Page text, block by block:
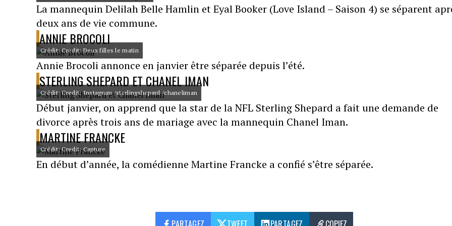
La mannequin Delilah Belle Hamlin et Eyal Booker (Love Island – Saison 4) se séparent
deux ans de vie commune.
ANNIE BROCOLI
Crédit: Credit: Deux filles le matin
Annie Brocoli annonce en janvier être séparée depuis l’été.
STERLING SHEPARD ET CHANEL IMAN
Crédit: Credit: Instagram /sterlingshepard /chaneliman
Début janvier, on apprend que la star de la NFL Sterling Shepard a fait une demande de
divorce après trois ans de mariage avec la mannequin Chanel Iman.
MARTINE FRANCKE
Crédit: Credit: Capture
En début d’année, la comédienne Martine Francke a confié s’être séparée.